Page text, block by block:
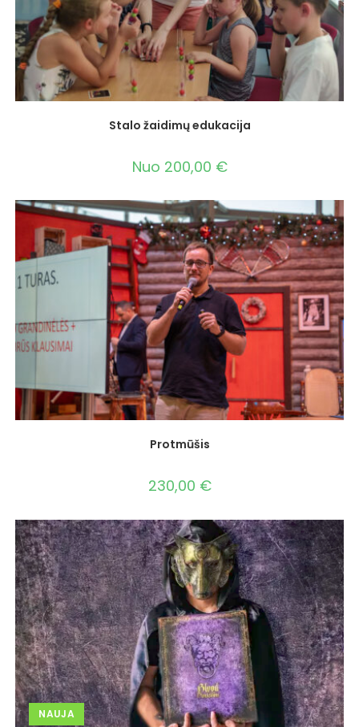
Stalo žaidimų edukacija
Nuo 200,00 €
Protmūšis
230,00 €
NAUJA